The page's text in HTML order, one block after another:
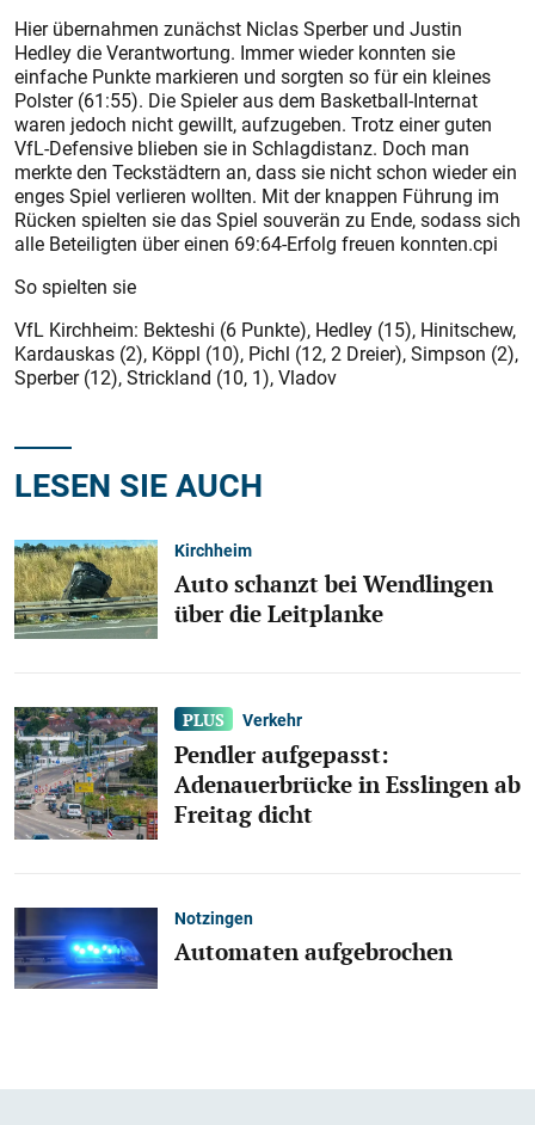
Hier übernahmen zunächst Niclas Sperber und Justin
Hedley die Verantwortung. Immer wieder konnten sie
einfache Punkte markieren und sorgten so für ein kleines
Polster (61:55). Die Spieler aus dem Basketball-Internat
waren jedoch nicht gewillt, aufzugeben. Trotz einer guten
VfL-Defensive blieben sie in Schlagdistanz. Doch man
merkte den Teckstädtern an, dass sie nicht schon wieder ein
enges Spiel verlieren wollten. Mit der knappen Führung im
Rücken spielten sie das Spiel souverän zu Ende, sodass sich
alle Beteiligten über einen 69:64-Erfolg freuen konnten.cpi
So spielten sie
VfL Kirchheim: Bekteshi (6 Punkte), Hedley (15), Hinitschew,
Kardauskas (2), Köppl (10), Pichl (12, 2 Dreier), Simpson (2),
Sperber (12), Strickland (10, 1), Vladov
LESEN SIE AUCH
Kirchheim
Auto schanzt bei Wendlingen
über die Leitplanke
Verkehr
Pendler aufgepasst:
Adenauerbrücke in Esslingen ab
Freitag dicht
Notzingen
Automaten aufgebrochen